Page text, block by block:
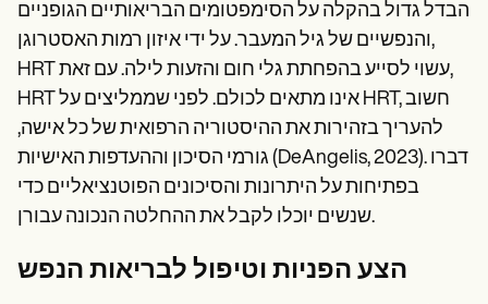
הבדל גדול בהקלה על הסימפטומים הבריאותיים הגופניים
והנפשיים של גיל המעבר. על ידי איזון רמות האסטרוגן,
HRT עשוי לסייע בהפחתת גלי חום והזעות לילה. עם זאת,
HRT אינו מתאים לכולם. לפני שממליצים על HRT, חשוב
להעריך בזהירות את ההיסטוריה הרפואית של כל אישה,
גורמי הסיכון וההעדפות האישיות (DeAngelis, 2023). דברו
בפתיחות על היתרונות והסיכונים הפוטנציאליים כדי
שנשים יוכלו לקבל את ההחלטה הנכונה עבורן.
הצע הפניות וטיפול לבריאות הנפש